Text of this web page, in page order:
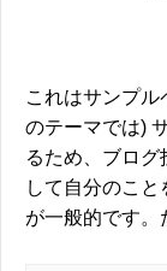
これはサンプル
のテーマでは)
るため、ブロ
して自分のこ
が一般的です。